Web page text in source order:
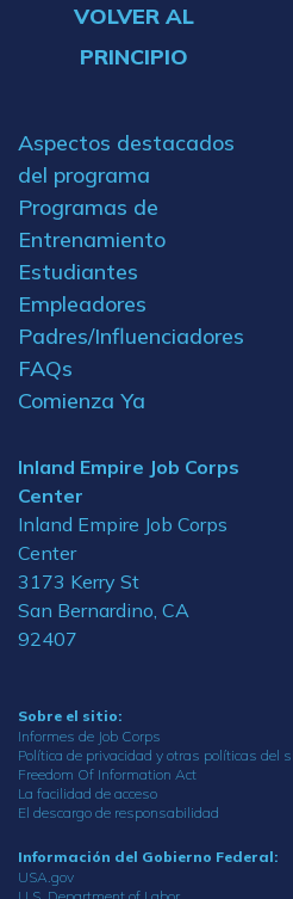
VOLVER AL
PRINCIPIO
Aspectos destacados
del programa
Programas de
Entrenamiento
Estudiantes
Empleadores
Padres/Influenciadores
FAQs
Comienza Ya
Inland Empire Job Corps
Center
Inland Empire Job Corps
Center
3173 Kerry St
San Bernardino, CA
92407
Sobre el sitio:
Informes de Job Corps
Política de privacidad y otras políticas del
Freedom Of Information Act
La facilidad de acceso
El descargo de responsabilidad
Información del Gobierno Federal:
USA.gov